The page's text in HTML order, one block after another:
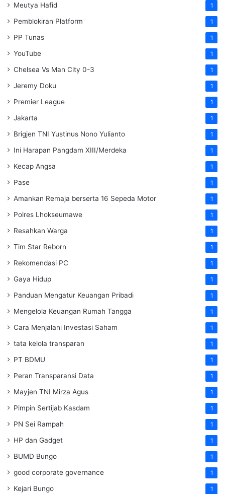
Meutya Hafid 1
Pemblokiran Platform 1
PP Tunas 1
YouTube 1
Chelsea Vs Man City 0-3 1
Jeremy Doku 1
Premier League 1
Jakarta 1
Brigjen TNI Yustinus Nono Yulianto 1
Ini Harapan Pangdam XIII/Merdeka 1
Kecap Angsa 1
Pase 1
Amankan Remaja berserta 16 Sepeda Motor 1
Polres Lhokseumawe 1
Resahkan Warga 1
Tim Star Reborn 1
Rekomendasi PC 1
Gaya Hidup 1
Panduan Mengatur Keuangan Pribadi 1
Mengelola Keuangan Rumah Tangga 1
Cara Menjalani Investasi Saham 1
tata kelola transparan 1
PT BDMU 1
Peran Transparansi Data 1
Mayjen TNI Mirza Agus 1
Pimpin Sertijab Kasdam 1
PN Sei Rampah 1
HP dan Gadget 1
BUMD Bungo 1
good corporate governance 1
Kejari Bungo 1